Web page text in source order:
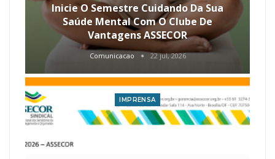
Inicie O Semestre Cuidando Da Sua
Saúde Mental Com O Clube De
Vantagens ASSECOR
Comunicacao 22 jul, 2026
IMPRENSA